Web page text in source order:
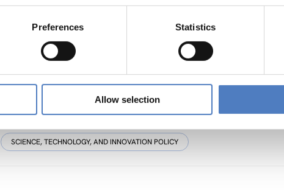
Preferences Statistics
Allow selection
31 Aug. 2015
Bioeconomy in Austria
Results of the consultation process presented in Alpbach
SCIENCE, TECHNOLOGY, AND INNOVATION POLICY